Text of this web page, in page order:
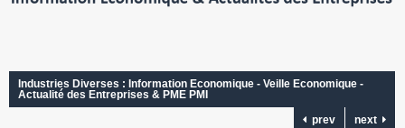
Industries Diverses : Information Economique - Veille Economique -
Actualité des Entreprises & PME PMI
prev
next